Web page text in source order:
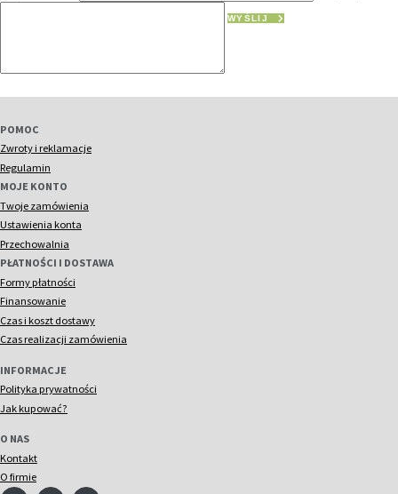
WYŚLIJ
POMOC
Zwroty i reklamacje
Regulamin
MOJE KONTO
Twoje zamówienia
Ustawienia konta
Przechowalnia
PŁATNOŚCI I DOSTAWA
Formy płatności
Finansowanie
Czas i koszt dostawy
Czas realizacji zamówienia
INFORMACJE
Polityka prywatności
Jak kupować?
O NAS
Kontakt
O firmie